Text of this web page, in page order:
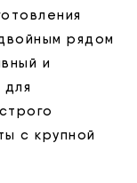
рядом
и
с крупной